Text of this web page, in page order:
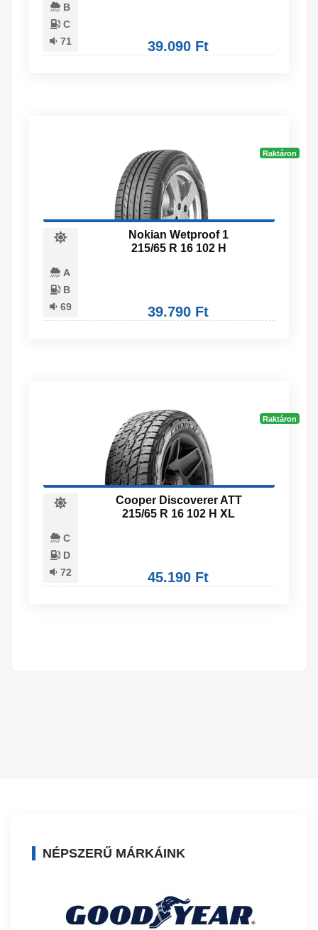
B
C
71
39.090 Ft
Raktáron
A
B
69
Nokian Wetproof 1
215/65 R 16 102 H
39.790 Ft
Raktáron
C
D
72
Cooper Discoverer ATT
215/65 R 16 102 H XL
45.190 Ft
NÉPSZERŰ MÁRKÁINK